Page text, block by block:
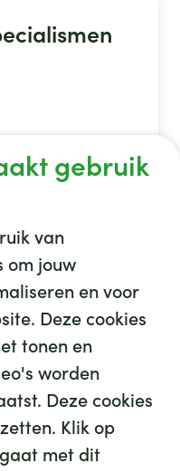
gebruik
van
om jouw
en voor
Deze cookies
tonen en
worden
Deze cookies
Klik op
met dit